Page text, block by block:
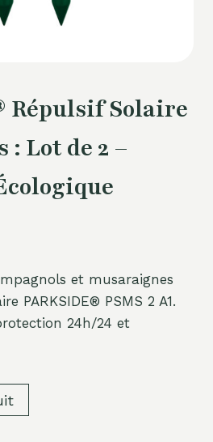
Répulsif Solaire
Lot de 2 –
et musaraignes
PARKSIDE® PSMS 2 A1.
24h/24 et